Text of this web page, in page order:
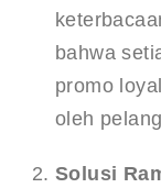
bahwa
promo
oleh
Solusi